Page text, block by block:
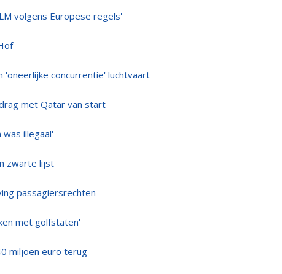
volgens Europese regels'
'oneerlijke concurrentie' luchtvaart
met Qatar van start
was illegaal'
zwarte lijst
passagiersrechten
met golfstaten'
miljoen euro terug